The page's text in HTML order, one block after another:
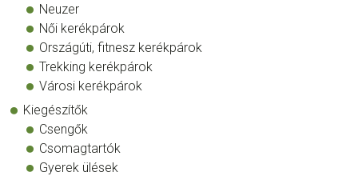
Neuzer
Női kerékpárok
Országúti, fitnesz kerékpárok
Trekking kerékpárok
Városi kerékpárok
Kiegészítők
Csengők
Csomagtartók
Gyerek ülések